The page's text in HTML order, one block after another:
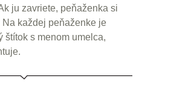
ju zavriete, peňaženka si
Na každej peňaženke je
štítok s menom umelca,